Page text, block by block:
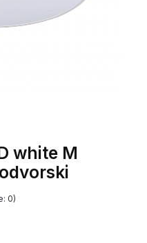
white M
0)